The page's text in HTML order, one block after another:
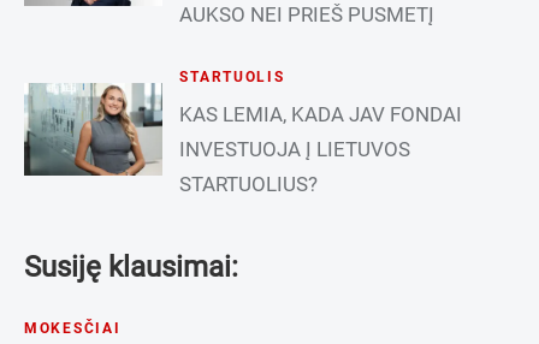
AUKSO NEI PRIEŠ PUSMETĮ
STARTUOLIS
KAS LEMIA, KADA JAV FONDAI
INVESTUOJA Į LIETUVOS
STARTUOLIUS?
Susiję klausimai:
MOKESČIAI